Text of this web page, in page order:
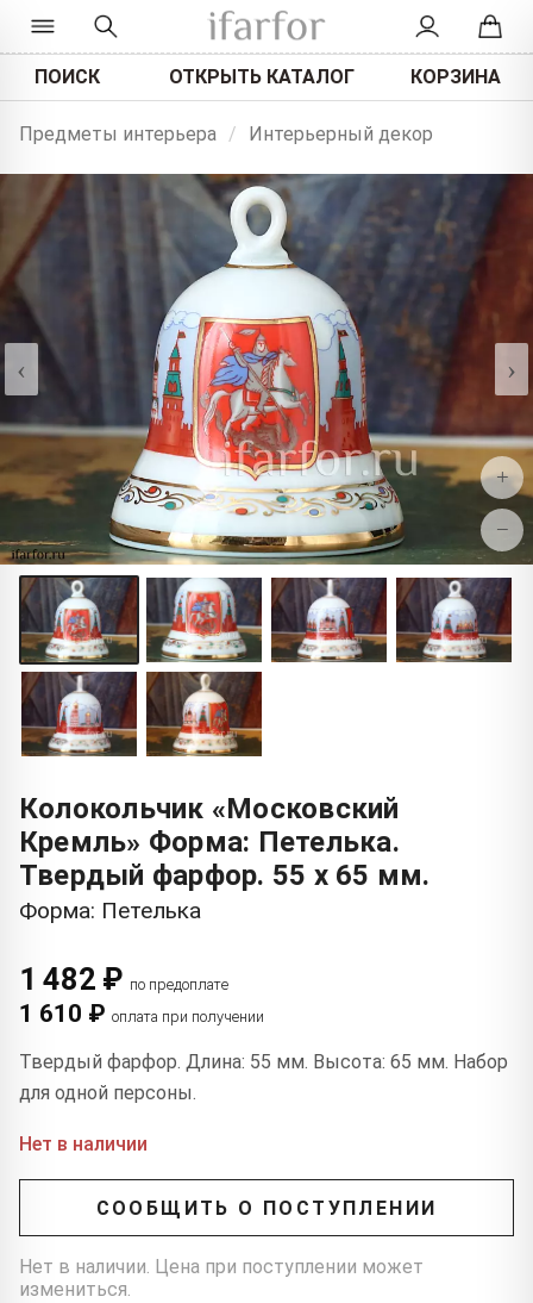
ПОИСК ОТКРЫТЬ КАТАЛОГ КОРЗИНА
Предметы интерьера / Интерьерный декор
‹ ›
+
−
Колокольчик «Московский
Кремль» Форма: Петелька.
Твердый фарфор. 55 x 65 мм.
Форма: Петелька
1 482 ₽ по предоплате
1 610 ₽ оплата при получении
Твердый фарфор. Длина: 55 мм. Высота: 65 мм. Набор
для одной персоны.
Нет в наличии
СООБЩИТЬ О ПОСТУПЛЕНИИ
Нет в наличии. Цена при поступлении может
измениться.